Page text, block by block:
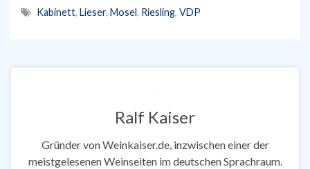
Kabinett, Lieser, Mosel, Riesling, VDP
Ralf Kaiser
Gründer von Weinkaiser.de, inzwischen einer der
meistgelesenen Weinseiten im deutschen Sprachraum.